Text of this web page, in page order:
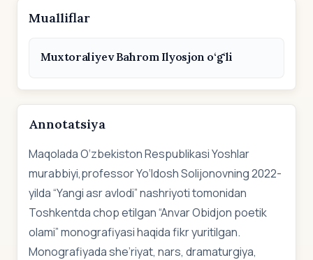
Mualliflar
Muxtoraliyev Bahrom Ilyosjon o‘g‘li
Annotatsiya
Maqolada O‘zbekiston Respublikasi Yoshlar
murabbiyi,professor Yo‘ldosh Solijonovning 2022-
yilda “Yangi asr avlodi” nashriyoti tomonidan
Toshkentda chop etilgan “Anvar Obidjon poetik
olami” monografiyasi haqida fikr yuritilgan.
Monografiyada she’riyat, nars, dramaturgiya,